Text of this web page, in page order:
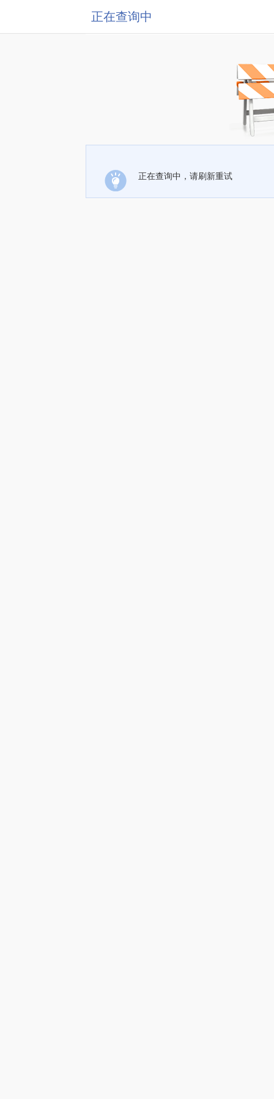
正在查询中
正在查询中，请刷新重试